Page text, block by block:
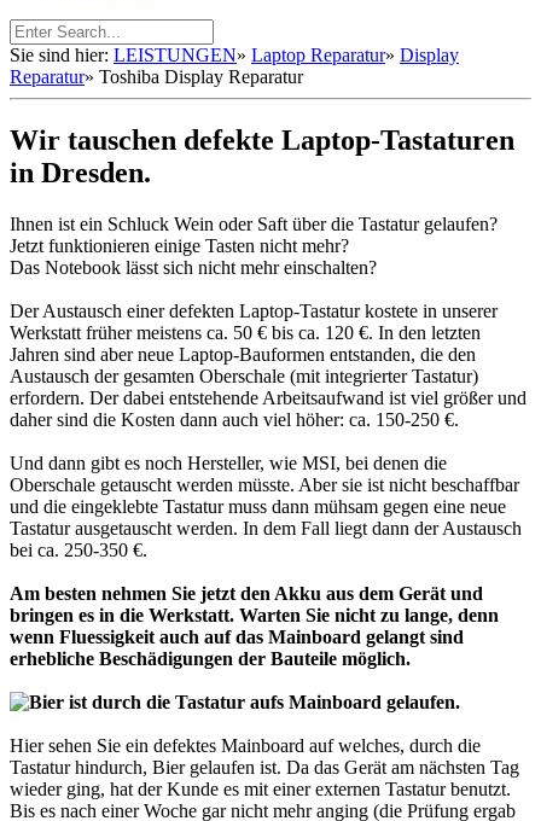
Sie sind hier: LEISTUNGEN» Laptop Reparatur» Display
Reparatur» Toshiba Display Reparatur
Wir tauschen defekte Laptop-Tastaturen
in Dresden.
Ihnen ist ein Schluck Wein oder Saft über die Tastatur gelaufen?
Jetzt funktionieren einige Tasten nicht mehr?
Das Notebook lässt sich nicht mehr einschalten?
Der Austausch einer defekten Laptop-Tastatur kostete in unserer
Werkstatt früher meistens ca. 50 € bis ca. 120 €. In den letzten
Jahren sind aber neue Laptop-Bauformen entstanden, die den
Austausch der gesamten Oberschale (mit integrierter Tastatur)
erfordern. Der dabei entstehende Arbeitsaufwand ist viel größer und
daher sind die Kosten dann auch viel höher: ca. 150-250 €.
Und dann gibt es noch Hersteller, wie MSI, bei denen die
Oberschale getauscht werden müsste. Aber sie ist nicht beschaffbar
und die eingeklebte Tastatur muss dann mühsam gegen eine neue
Tastatur ausgetauscht werden. In dem Fall liegt dann der Austausch
bei ca. 250-350 €.
Am besten nehmen Sie jetzt den Akku aus dem Gerät und
bringen es in die Werkstatt. Warten Sie nicht zu lange, denn
wenn Fluessigkeit auch auf das Mainboard gelangt sind
erhebliche Beschädigungen der Bauteile möglich.
Hier sehen Sie ein defektes Mainboard auf welches, durch die
Tastatur hindurch, Bier gelaufen ist. Da das Gerät am nächsten Tag
wieder ging, hat der Kunde es mit einer externen Tastatur benutzt.
Bis es nach einer Woche gar nicht mehr anging (die Prüfung ergab